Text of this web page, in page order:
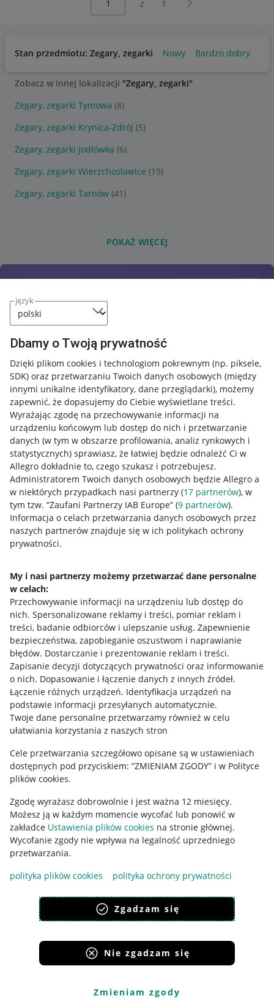
język
Dbamy o Twoją prywatność
Dzięki plikom cookies i technologiom pokrewnym (np. piksele,
SDK) oraz przetwarzaniu Twoich danych osobowych (między
innymi unikalne identyfikatory, dane przeglądarki), możemy
zapewnić, że dopasujemy do Ciebie wyświetlane treści.
Wyrażając zgodę na przechowywanie informacji na
urządzeniu końcowym lub dostęp do nich i przetwarzanie
danych (w tym w obszarze profilowania, analiz rynkowych i
statystycznych) sprawiasz, że łatwiej będzie odnaleźć Ci w
Allegro dokładnie to, czego szukasz i potrzebujesz.
Administratorem Twoich danych osobowych będzie Allegro a
w niektórych przypadkach nasi partnerzy (17 partnerów), w
tym tzw. “Zaufani Partnerzy IAB Europe” (9 partnerów).
Informacja o celach przetwarzania danych osobowych przez
naszych partnerów znajduje się w ich politykach ochrony
prywatności.
My i nasi partnerzy możemy przetwarzać dane personalne
w celach:
Przechowywanie informacji na urządzeniu lub dostęp do
nich. Spersonalizowane reklamy i treści, pomiar reklam i
treści, badanie odbiorców i ulepszanie usług. Zapewnienie
bezpieczeństwa, zapobieganie oszustwom i naprawianie
błędów. Dostarczanie i prezentowanie reklam i treści.
Zapisanie decyzji dotyczących prywatności oraz informowanie
o nich. Dopasowanie i łączenie danych z innych źródeł.
Łączenie różnych urządzeń. Identyfikacja urządzeń na
podstawie informacji przesyłanych automatycznie.
Twoje dane personalne przetwarzamy również w celu
ułatwiania korzystania z naszych stron
Cele przetwarzania szczegółowo opisane są w ustawieniach
dostępnych pod przyciskiem: “ZMIENIAM ZGODY” i w Polityce
plików cookies.
Zgodę wyrażasz dobrowolnie i jest ważna 12 miesięcy.
Możesz ją w każdym momencie wycofać lub ponowić w
zakładce Ustawienia plików cookies na stronie głównej.
Wycofanie zgody nie wpływa na legalność uprzedniego
przetwarzania.
polityka plików cookies
polityka ochrony prywatności
Zgadzam się
Nie zgadzam się
Zmieniam zgody
z 1
Stan przedmiotu: Zegary, zegarki Nowy Bardzo dobry
Zobacz w innej lokalizacji "Zegary, zegarki"
Zegary, zegarki Tymowa (8)
Zegary, zegarki Krynica-Zdrój (5)
Zegary, zegarki Jodłówka (6)
Zegary, zegarki Wierzchosławice (19)
Zegary, zegarki Tarnów (41)
POKAŻ WIĘCEJ
Przydatne informacje
Jak to działa
Allegro Gadane dla sprzedających
Allegro Gadane dla kupujących
Mapa miejscowości
Informacje prawne
Regulamin
Polityka plików "cookies"
Ustawienia plików "cookies"
Udostępnianie lokalizacji
Informacje dla Aktu o Usługach Cyfrowych
Pobierz aplikację
Korzystanie z serwisu oznacza akceptacjęregulaminu